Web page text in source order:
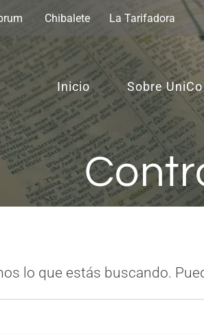
Chibalete La Tarifadora
Inicio Sobre UniCo
lo que estás buscando.